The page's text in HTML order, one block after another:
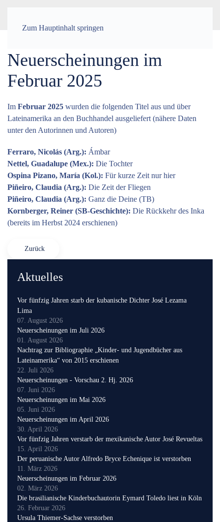
Zum Hauptinhalt springen
Neuerscheinungen im
Februar 2025
Im Februar 2025 wurden die folgenden Titel aus und über
Lateinamerika an den Buchhandel ausgeliefert (nähere Daten
unter den Autorinnen und Autoren)
Ferraro, Nicolás (Arg.): Ámbar
Nettel, Guadalupe (Mex.): Die Tochter
Ospina Pizano, María (Kol.): Für kurze Zeit nur hier
Piñeiro, Claudia (Arg.): Die Zeit der Fliegen
Piñeiro, Claudia (Arg.): Ganz die Deine (TB)
Kornberger, Reiner (SB-Geschichte): Die Rückkehr des Inka
(bereits im Herbst 2024 erschienen)
Zurück
Aktuelles
Vor fünfzig Jahren starb der kubanische Dichter José Lezama
Lima
07. August 2026
Neuerscheinungen im Juli 2026
01. August 2026
Nachtrag zur Bibliographie „Kinder- und Jugendbücher aus
Lateinamerika“ von 2015 erschienen
22. Juli 2026
Neuerscheinungen - Vorschau 2. Hj. 2026
07. Juni 2026
Neuerscheinungen im Mai 2026
05. Juni 2026
Neuerscheinungen im April 2026
30. April 2026
Vor fünfzig Jahren verstarb der mexikanische Autor José Revueltas
15. April 2026
Der peruanische Autor Alfredo Bryce Echenique ist verstorben
11. März 2026
Neuerscheinungen im Februar 2026
02. März 2026
Die brasilianische Kinderbuchautorin Eymard Toledo liest in Köln
26. Februar 2026
Ursula Thiemer-Sachse verstorben